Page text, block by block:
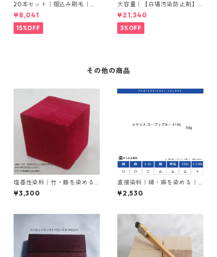
20本セット｜摺込み刷毛｜夏
毛（毛質が硬い）0.5分
¥8,041
15%OFF
大容量｜【白場汚染防止剤】
｜2kg×5本｜ホワイトクリー
ナＭ
¥21,340
3%OFF
その他の商品
塩基性染料｜竹・籐を染める
｜100g｜塩基性レット（赤色
系）
¥3,300
直接染料｜綿・麻を染める｜5
0g｜カヤラス スープラブルー
FFRL（青色）
¥2,530